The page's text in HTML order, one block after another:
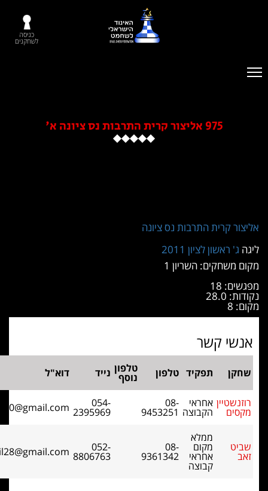
התרבות נס ציונה
לציון 2011
השריון 1
קשר
תפקיד טלפון טלפון
נוסף נייד דוא"ל
אחראי
הקבוצה
08-
9453251
2395969
maxroz100@gmail.com
מקום
אחראי
08-
9361342
8806763
zeevmail28@gmail.com